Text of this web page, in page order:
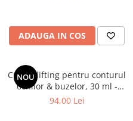
ADAUGA IN COS
NOU
Crema lifting pentru conturul
ochilor & buzelor, 30 ml -
Yoskine Zen Lift Collagen Pro
94,00 Lei